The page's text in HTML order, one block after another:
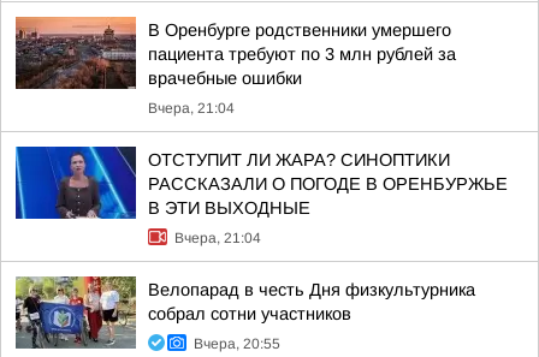
В Оренбурге родственники умершего
пациента требуют по 3 млн рублей за
врачебные ошибки
Вчера, 21:04
ОТСТУПИТ ЛИ ЖАРА? СИНОПТИКИ
РАССКАЗАЛИ О ПОГОДЕ В ОРЕНБУРЖЬЕ
В ЭТИ ВЫХОДНЫЕ
Вчера, 21:04
Велопарад в честь Дня физкультурника
собрал сотни участников
Вчера, 20:55